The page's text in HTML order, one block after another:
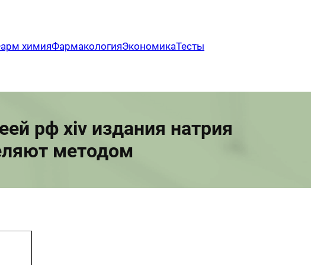
химияФармакологияЭкономикаТесты
рф xiv издания натрия
методом